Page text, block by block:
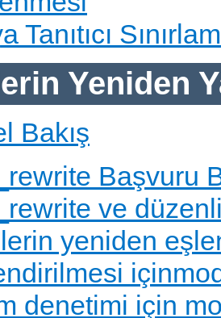
Tanıtıcı
Yeniden
Bakış
Başvuru
ve
yeniden
denetimi için